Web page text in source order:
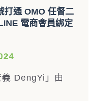
打通 OMO 任督二
電商會員綁定
DengYi 」由